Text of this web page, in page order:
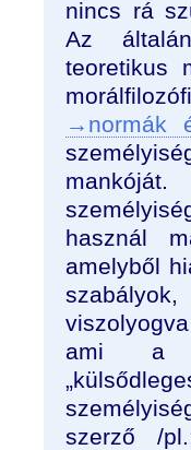
nincs rá
Az
teoretikus
→normák
használ
amelyből
ami a
szerző /